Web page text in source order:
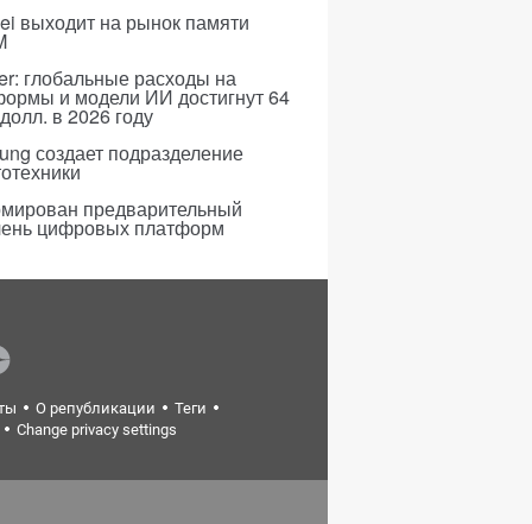
выходит на рынок памяти
глобальные расходы на
и модели ИИ достигнут 64
в 2026 году
создает подразделение
предварительный
цифровых платформ
О републикации
Теги
Change privacy settings